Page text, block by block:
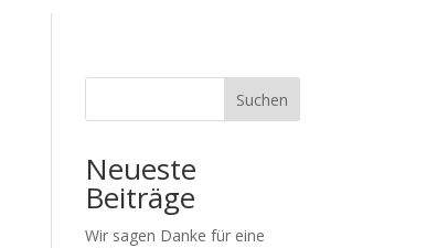
Suchen
Neueste
Beiträge
Wir sagen Danke für eine